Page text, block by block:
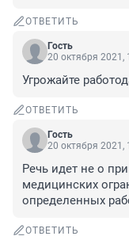
ОТВЕТИТЬ
Гость
20 октября 2021,
Угрожайте
ОТВЕТИТЬ
Гость
20 октября 2021,
Речь идет не о
медицинских
определенных
ОТВЕТИТЬ